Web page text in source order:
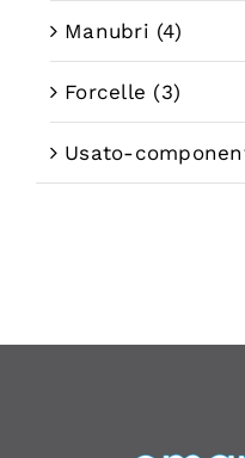
Manubri (4)
Forcelle (3)
Usato-